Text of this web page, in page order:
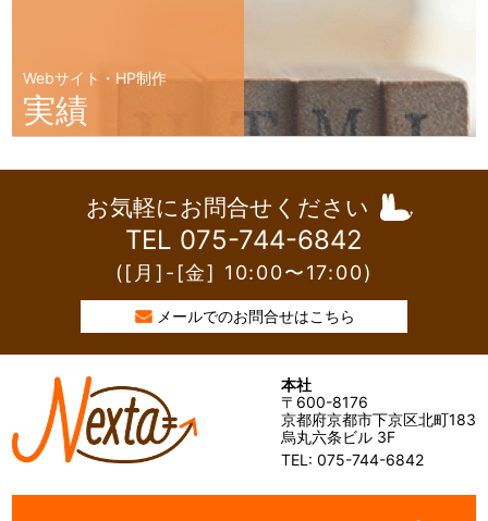
Webサイト・HP制作
実績
お気軽にお問合せください
TEL 075-744-6842
([月]-[金] 10:00〜17:00)
メールでのお問合せはこちら
本社
〒600-8176
京都府京都市下京区北町183
烏丸六条ビル 3F
TEL: 075-744-6842